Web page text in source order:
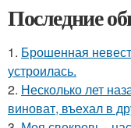
Последние
1. Брошенная
устроилась.
2. Несколько лет
виноват, въехал в